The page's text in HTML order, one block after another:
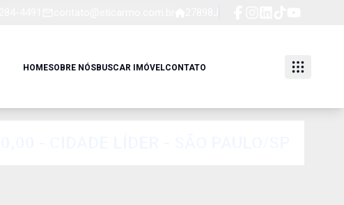
HOMESOBRE NÓSBUSCAR IMÓVELCONTATO